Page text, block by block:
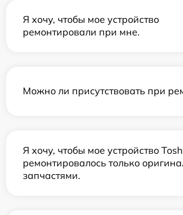
Я хочу, чтобы мое устройство
ремонтировали при мне.
Можно ли присутствовать при
Я хочу, чтобы мое устройство
ремонтировалось только
запчастями.